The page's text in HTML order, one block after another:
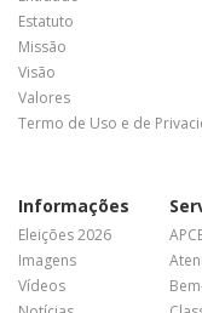
Estatuto
Missão
Visão
Valores
Termo de Uso e de
Informações
Eleições 2026
Imagens
Vídeos